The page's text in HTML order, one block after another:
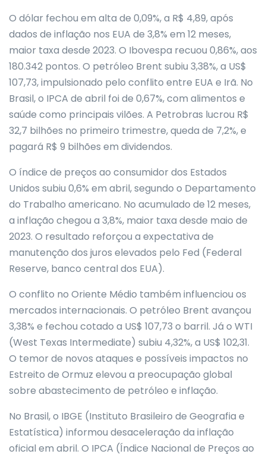
O dólar fechou em alta de 0,09%, a R$ 4,89, após
dados de inflação nos EUA de 3,8% em 12 meses,
maior taxa desde 2023. O Ibovespa recuou 0,86%, aos
180.342 pontos. O petróleo Brent subiu 3,38%, a US$
107,73, impulsionado pelo conflito entre EUA e Irã. No
Brasil, o IPCA de abril foi de 0,67%, com alimentos e
saúde como principais vilões. A Petrobras lucrou R$
32,7 bilhões no primeiro trimestre, queda de 7,2%, e
pagará R$ 9 bilhões em dividendos.
O índice de preços ao consumidor dos Estados
Unidos subiu 0,6% em abril, segundo o Departamento
do Trabalho americano. No acumulado de 12 meses,
a inflação chegou a 3,8%, maior taxa desde maio de
2023. O resultado reforçou a expectativa de
manutenção dos juros elevados pelo Fed (Federal
Reserve, banco central dos EUA).
O conflito no Oriente Médio também influenciou os
mercados internacionais. O petróleo Brent avançou
3,38% e fechou cotado a US$ 107,73 o barril. Já o WTI
(West Texas Intermediate) subiu 4,32%, a US$ 102,31.
O temor de novos ataques e possíveis impactos no
Estreito de Ormuz elevou a preocupação global
sobre abastecimento de petróleo e inflação.
No Brasil, o IBGE (Instituto Brasileiro de Geografia e
Estatística) informou desaceleração da inflação
oficial em abril. O IPCA (Índice Nacional de Preços ao